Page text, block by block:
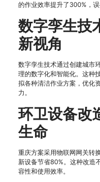
的作业效率提升了300%，误
数字孪生技
新视角
数字孪生技术通过创建城市
理的数字化和智能化。这种
拟各种清洁作业方案，优化
力。
环卫设备改
生命
重庆方案采用物联网网关转
新设备节省80%。这种改造
容性和使用效率。